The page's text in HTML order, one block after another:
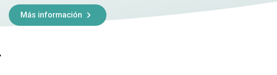
Más información